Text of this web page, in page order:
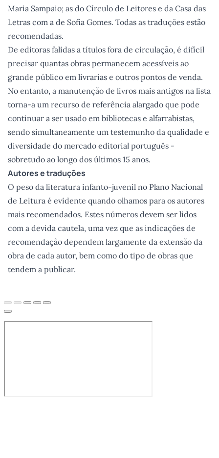
Maria Sampaio; as do Círculo de Leitores e da Casa das
Letras com a de Sofia Gomes. Todas as traduções estão
recomendadas.
De editoras falidas a títulos fora de circulação, é difícil
precisar quantas obras permanecem acessíveis ao
grande público em livrarias e outros pontos de venda.
No entanto, a manutenção de livros mais antigos na lista
torna-a um recurso de referência alargado que pode
continuar a ser usado em bibliotecas e alfarrabistas,
sendo simultaneamente um testemunho da qualidade e
diversidade do mercado editorial português -
sobretudo ao longo dos últimos 15 anos.
Autores e traduções
O peso da literatura infanto-juvenil no Plano Nacional
de Leitura é evidente quando olhamos para os autores
mais recomendados. Estes números devem ser lidos
com a devida cautela, uma vez que as indicações de
recomendação dependem largamente da extensão da
obra de cada autor, bem como do tipo de obras que
tendem a publicar.